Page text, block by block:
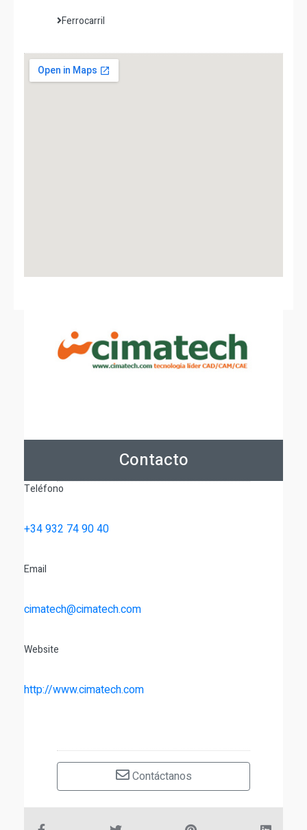
Ferrocarril
Contacto
Teléfono
+34 932 74 90 40
Email
cimatech@cimatech.com
Website
http://www.cimatech.com
Contáctanos